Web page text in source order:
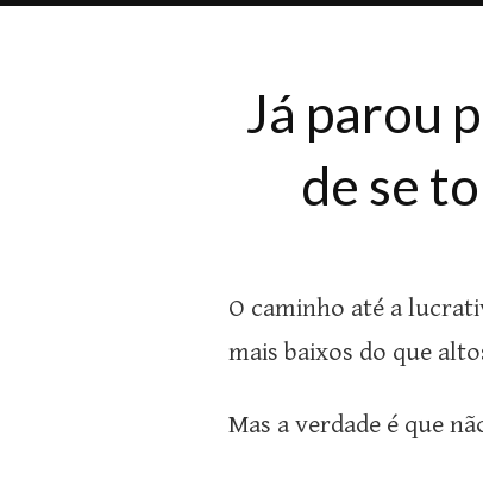
Já parou
de se
O caminho até a
mais baixos do que
Mas a verdade é que